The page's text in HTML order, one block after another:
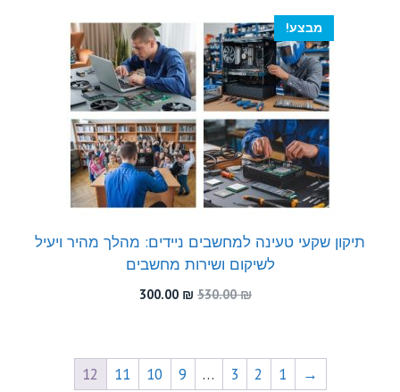
מבצע!
תיקון שקעי טעינה למחשבים ניידים: מהלך מהיר ויעיל
לשיקום ושירות מחשבים
530.00₪
המחיר
300.00 ₪
→
1
2
3
…
9
10
11
12